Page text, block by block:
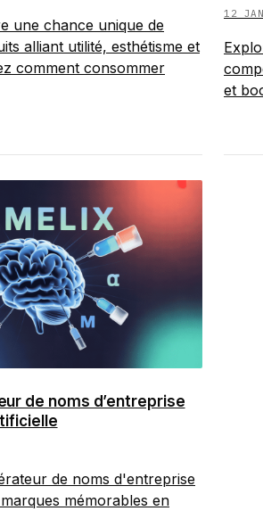
une chance unique de
alliant utilité, esthétisme et
comment consommer
12
et
de noms d’entreprise
de noms d'entreprise
mémorables en